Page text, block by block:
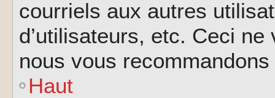
courriels aux autres
d’utilisateurs, etc. Ceci
nous vous
Haut